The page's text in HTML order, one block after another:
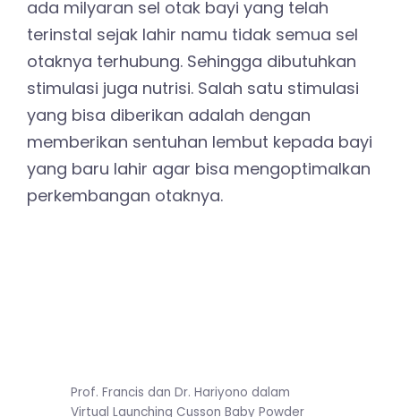
ada milyaran sel otak bayi yang telah
terinstal sejak lahir namu tidak semua sel
otaknya terhubung. Sehingga dibutuhkan
stimulasi juga nutrisi. Salah satu stimulasi
yang bisa diberikan adalah dengan
memberikan sentuhan lembut kepada bayi
yang baru lahir agar bisa mengoptimalkan
perkembangan otaknya.
Prof. Francis dan Dr. Hariyono dalam
Virtual Launching Cusson Baby Powder